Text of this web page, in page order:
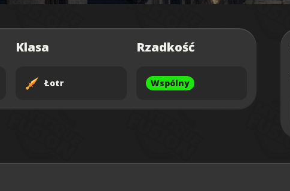
Klasa
Łotr
Rzadkość
Wspólny